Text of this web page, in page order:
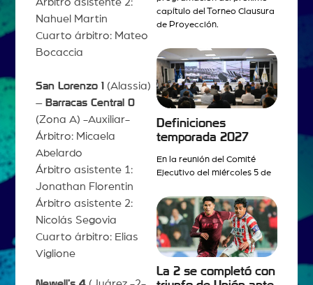
Nahuel Martin
Cuarto árbitro: Mateo
Bocaccia
San Lorenzo 1 (Alassia)
– Barracas Central 0
(Zona A) -Auxiliar-
Árbitro: Micaela
Abelardo
Árbitro asistente 1:
Jonathan Florentin
Árbitro asistente 2:
Nicolás Segovia
Cuarto árbitro: Elias
Viglione
capítulo del Torneo Clausura
de Proyección.
Definiciones
temporada 2027
En la reunión del Comité
Ejecutivo del miércoles 5 de
La 2 se completó con